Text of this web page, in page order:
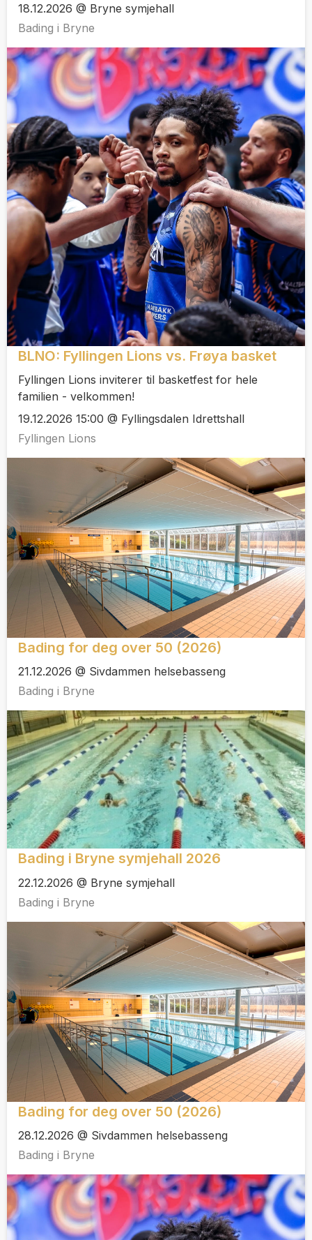
18.12.2026 @ Bryne symjehall
Bading i Bryne
BLNO: Fyllingen Lions vs. Frøya basket
Fyllingen Lions inviterer til basketfest for hele
familien - velkommen!
19.12.2026 15:00 @ Fyllingsdalen Idrettshall
Fyllingen Lions
Bading for deg over 50 (2026)
21.12.2026 @ Sivdammen helsebasseng
Bading i Bryne
Bading i Bryne symjehall 2026
22.12.2026 @ Bryne symjehall
Bading i Bryne
Bading for deg over 50 (2026)
28.12.2026 @ Sivdammen helsebasseng
Bading i Bryne